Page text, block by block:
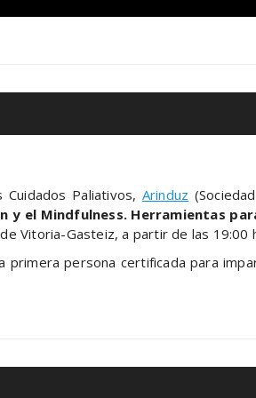
Paliativos, Arinduz
y el Mindfulness. Herramientas
Vitoria-Gasteiz, a partir de las 19:00
primera persona certificada para